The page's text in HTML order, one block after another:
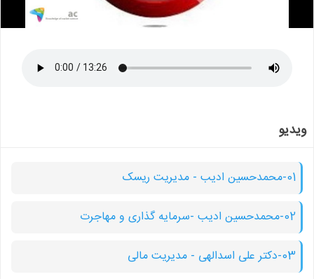
ویدیو
01-محمدحسین ادیب - مدیریت ریسک
02-محمدحسین ادیب -سرمایه گذاری و مهاجرت
03-دکتر علی اسدالهی - مدیریت مالی